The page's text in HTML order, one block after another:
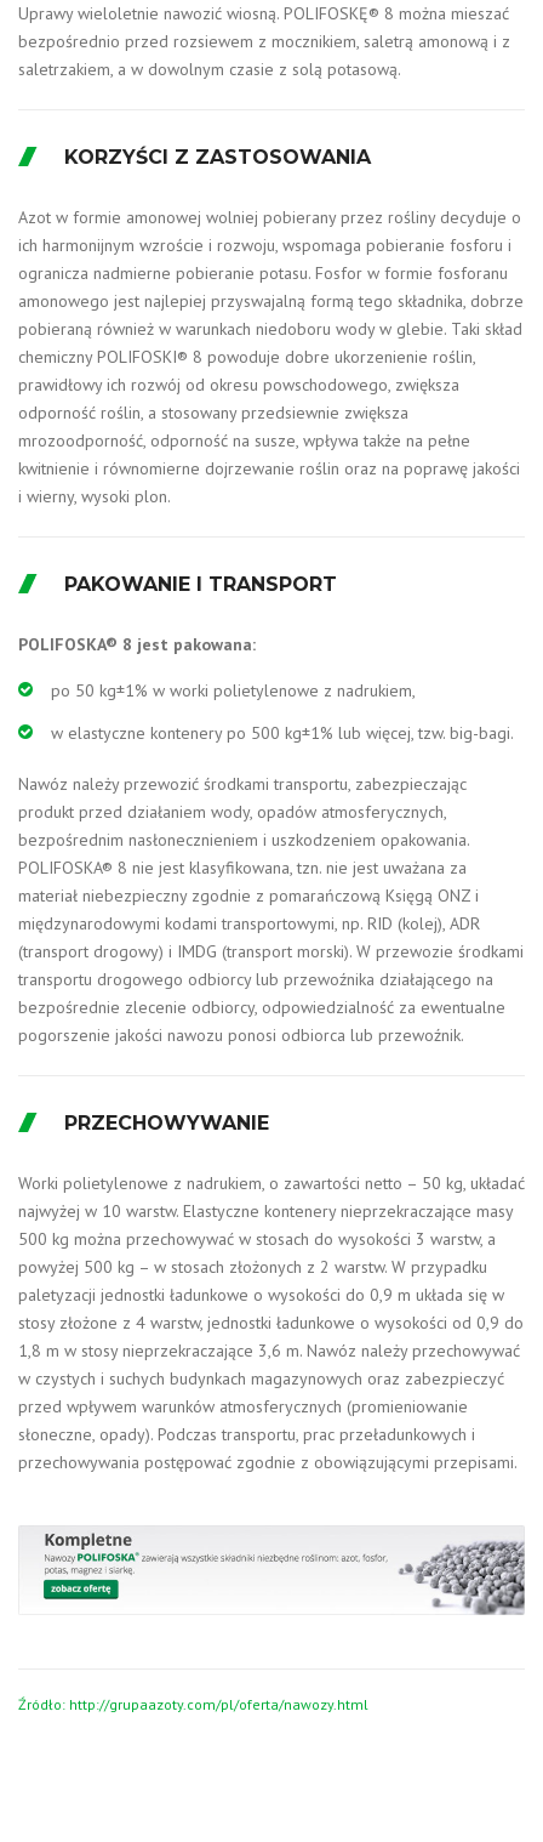
Uprawy wieloletnie nawozić wiosną. POLIFOSKĘ® 8 można mieszać
bezpośrednio przed rozsiewem z mocznikiem, saletrą amonową i z
saletrzakiem, a w dowolnym czasie z solą potasową.
KORZYŚCI Z ZASTOSOWANIA
Azot w formie amonowej wolniej pobierany przez rośliny decyduje o
ich harmonijnym wzroście i rozwoju, wspomaga pobieranie fosforu i
ogranicza nadmierne pobieranie potasu. Fosfor w formie fosforanu
amonowego jest najlepiej przyswajalną formą tego składnika, dobrze
pobieraną również w warunkach niedoboru wody w glebie. Taki skład
chemiczny POLIFOSKI® 8 powoduje dobre ukorzenienie roślin,
prawidłowy ich rozwój od okresu powschodowego, zwiększa
odporność roślin, a stosowany przedsiewnie zwiększa
mrozoodporność, odporność na susze, wpływa także na pełne
kwitnienie i równomierne dojrzewanie roślin oraz na poprawę jakości
i wierny, wysoki plon.
PAKOWANIE I TRANSPORT
POLIFOSKA® 8 jest pakowana:
po 50 kg±1% w worki polietylenowe z nadrukiem,
w elastyczne kontenery po 500 kg±1% lub więcej, tzw. big-bagi.
Nawóz należy przewozić środkami transportu, zabezpieczając
produkt przed działaniem wody, opadów atmosferycznych,
bezpośrednim nasłonecznieniem i uszkodzeniem opakowania.
POLIFOSKA® 8 nie jest klasyfikowana, tzn. nie jest uważana za
materiał niebezpieczny zgodnie z pomarańczową Księgą ONZ i
międzynarodowymi kodami transportowymi, np. RID (kolej), ADR
(transport drogowy) i IMDG (transport morski). W przewozie środkami
transportu drogowego odbiorcy lub przewoźnika działającego na
bezpośrednie zlecenie odbiorcy, odpowiedzialność za ewentualne
pogorszenie jakości nawozu ponosi odbiorca lub przewoźnik.
PRZECHOWYWANIE
Worki polietylenowe z nadrukiem, o zawartości netto – 50 kg, układać
najwyżej w 10 warstw. Elastyczne kontenery nieprzekraczające masy
500 kg można przechowywać w stosach do wysokości 3 warstw, a
powyżej 500 kg – w stosach złożonych z 2 warstw. W przypadku
paletyzacji jednostki ładunkowe o wysokości do 0,9 m układa się w
stosy złożone z 4 warstw, jednostki ładunkowe o wysokości od 0,9 do
1,8 m w stosy nieprzekraczające 3,6 m. Nawóz należy przechowywać
w czystych i suchych budynkach magazynowych oraz zabezpieczyć
przed wpływem warunków atmosferycznych (promieniowanie
słoneczne, opady). Podczas transportu, prac przeładunkowych i
przechowywania postępować zgodnie z obowiązującymi przepisami.
Źródło: http://grupaazoty.com/pl/oferta/nawozy.html